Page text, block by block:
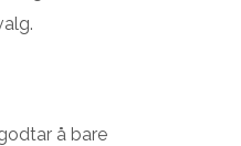
å bare